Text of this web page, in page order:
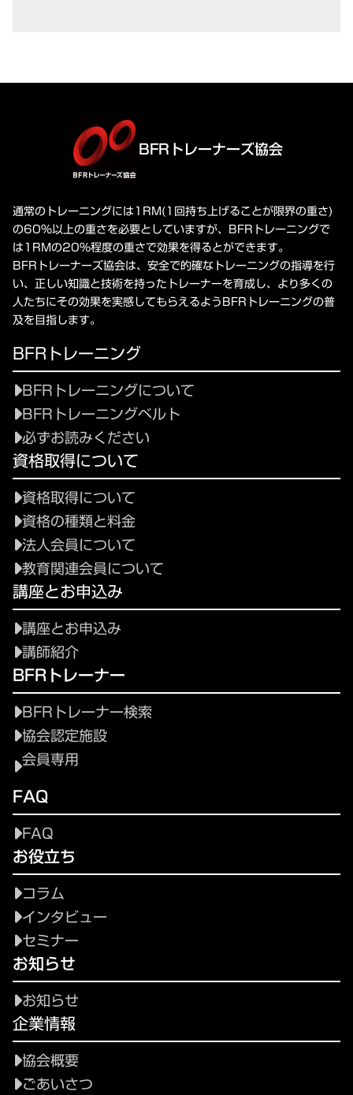
BFRトレーナーズ協会
通常のトレーニングには1RM(1回持ち上げることが限界の重さ)
の60%以上の重さを必要としていますが、BFRトレーニングで
は1RMの20%程度の重さで効果を得るとができます。
BFRトレーナーズ協会は、安全で的確なトレーニングの指導を行
い、正しい知識と技術を持ったトレーナーを育成し、より多くの
人たちにその効果を実感してもらえるようBFRトレーニングの普
及を目指します。
BFRトレーニング
BFRトレーニングについて
BFRトレーニングベルト
必ずお読みください
資格取得について
資格取得について
資格の種類と料金
法人会員について
教育関連会員について
講座とお申込み
講座とお申込み
講師紹介
BFRトレーナー
BFRトレーナー検索
協会認定施設
会員専用
FAQ
FAQ
お役立ち
コラム
インタビュー
セミナー
お知らせ
お知らせ
企業情報
協会概要
ごあいさつ